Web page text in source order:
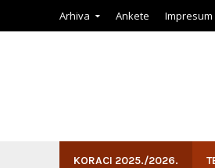
Arhiva Ankete Impresum
KORACI 2025./2026.